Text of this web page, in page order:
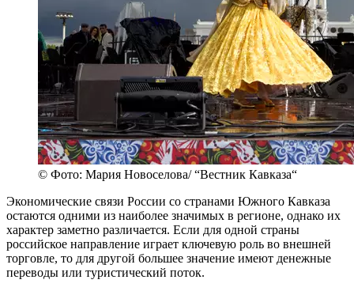
© Фото: Мария Новоселова/ “Вестник Кавказа“
Экономические связи России со странами Южного Кавказа
остаются одними из наиболее значимых в регионе, однако их
характер заметно различается. Если для одной страны
российское направление играет ключевую роль во внешней
торговле, то для другой большее значение имеют денежные
переводы или туристический поток.